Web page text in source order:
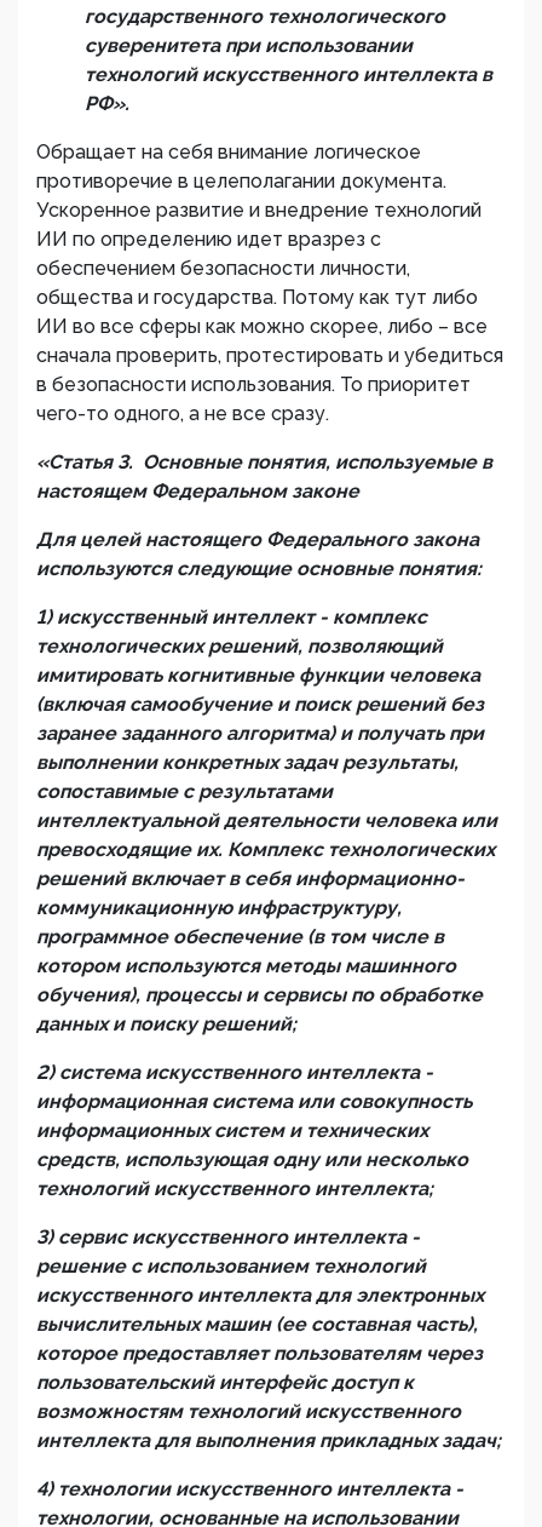
государственного технологического
суверенитета при использовании
технологий искусственного интеллекта в
РФ».
Обращает на себя внимание логическое
противоречие в целеполагании документа.
Ускоренное развитие и внедрение технологий
ИИ по определению идет вразрез с
обеспечением безопасности личности,
общества и государства. Потому как тут либо
ИИ во все сферы как можно скорее, либо – все
сначала проверить, протестировать и убедиться
в безопасности использования. То приоритет
чего-то одного, а не все сразу.
«Статья 3. Основные понятия, используемые в
настоящем Федеральном законе
Для целей настоящего Федерального закона
используются следующие основные понятия:
1) искусственный интеллект - комплекс
технологических решений, позволяющий
имитировать когнитивные функции человека
(включаясамообучение ипоиск решений без
заранее заданного алгоритма) и получать при
выполнении конкретных задач результаты,
сопоставимые с результатами
интеллектуальной деятельности человека или
превосходящие их. Комплекс технологических
решений включает в себя информационно-
коммуникационную инфраструктуру,
программное обеспечение (в том числе в
котором используются методы машинного
обучения), процессы и сервисы по обработке
данных и поиску решений;
2) система искусственного интеллекта -
информационная системаили совокупность
информационных систем и технических
средств, использующая одну или несколько
технологий искусственного интеллекта;
3) сервис искусственного интеллекта -
решение с использованием технологий
искусственного интеллектадля электронных
вычислительных машин (ее составная часть),
котороепредоставляет пользователям через
пользовательский интерфейс доступ к
возможностям технологий искусственного
интеллекта для выполнения прикладных задач;
4) технологии искусственного интеллекта -
технологии, основанные на использовании